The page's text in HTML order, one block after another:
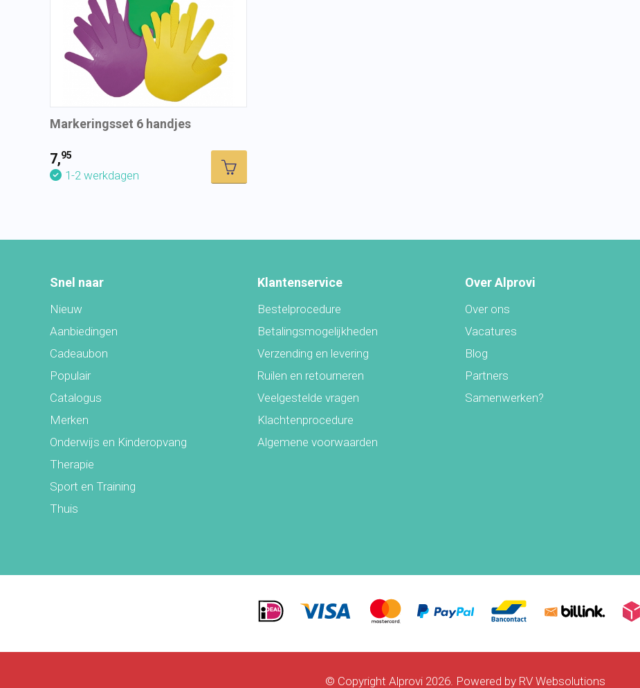
Markeringsset 6 handjes
7,95
1-2 werkdagen
Snel naar
Nieuw
Aanbiedingen
Cadeaubon
Populair
Catalogus
Merken
Onderwijs en Kinderopvang
Therapie
Sport en Training
Thuis
Klantenservice
Bestelprocedure
Betalingsmogelijkheden
Verzending en levering
Ruilen en retourneren
Veelgestelde vragen
Klachtenprocedure
Algemene voorwaarden
Over Alprovi
Over ons
Vacatures
Blog
Partners
Samenwerken?
© Copyright Alprovi 2026. Powered by RV Websolutions